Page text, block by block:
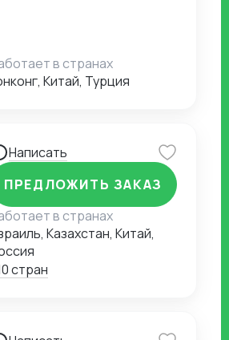
в странах
Китай, Турция
Написать
ПРЕДЛОЖИТЬ ЗАКАЗ
в странах
Казахстан, Китай,
стран